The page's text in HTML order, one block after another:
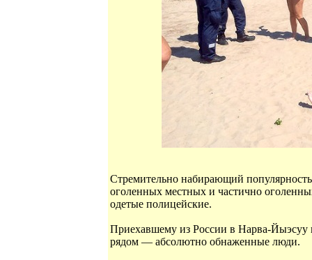
Стремительно набирающий
оголенных местных и частично
одетые полицейские.
Приехавшему из России в Нарва-
рядом — абсолютно обнаженные люди.